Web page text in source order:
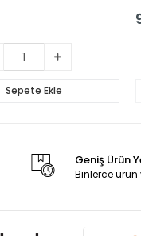
Sepete Ekle
Geniş Ürün
Binlerce